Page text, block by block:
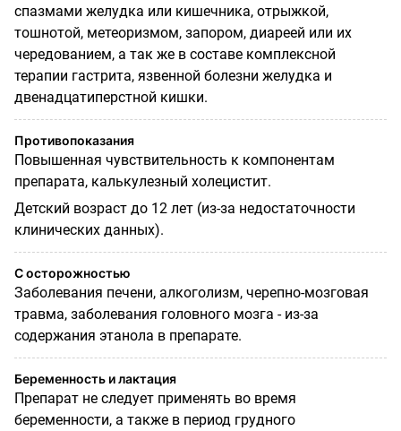
спазмами желудка или кишечника, отрыжкой,
тошнотой, метеоризмом, запором, диареей или их
чередованием, а так же в составе комплексной
терапии гастрита, язвенной болезни желудка и
двенадцатиперстной кишки.
Противопоказания
Повышенная чувствительность к компонентам
препарата, калькулезный холецистит.
Детский возраст до 12 лет (из-за недостаточности
клинических данных).
С осторожностью
Заболевания печени, алкоголизм, черепно-мозговая
травма, заболевания головного мозга - из-за
содержания этанола в препарате.
Беременность и лактация
Препарат не следует применять во время
беременности, а также в период грудного